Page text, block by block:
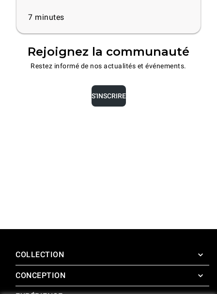
7 minutes
Rejoignez la communauté
Restez informé de nos actualités et événements.
S'INSCRIRE
COLLECTION
SuperOven
Accessoires
CONCEPTION